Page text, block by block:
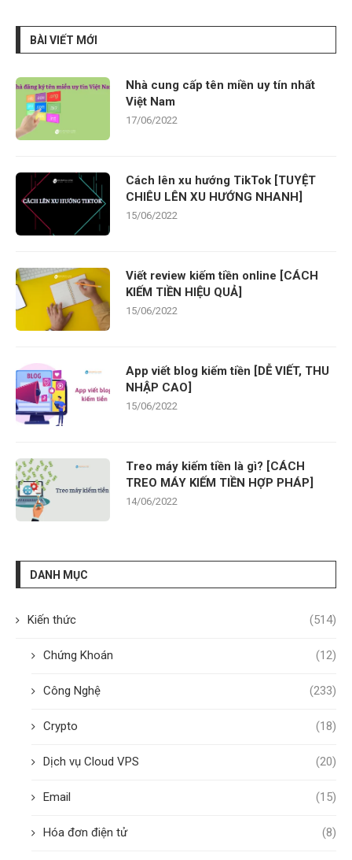
BÀI VIẾT MỚI
Nhà cung cấp tên miền uy tín nhất
Việt Nam
17/06/2022
Cách lên xu hướng TikTok [TUYỆT
CHIÊU LÊN XU HƯỚNG NHANH]
15/06/2022
Viết review kiếm tiền online [CÁCH
KIẾM TIỀN HIỆU QUẢ]
15/06/2022
App viết blog kiếm tiền [DỄ VIẾT, THU
NHẬP CAO]
15/06/2022
Treo máy kiếm tiền là gì? [CÁCH
TREO MÁY KIẾM TIỀN HỢP PHÁP]
14/06/2022
DANH MỤC
Kiến thức (514)
Chứng Khoán (12)
Công Nghệ (233)
Crypto (18)
Dịch vụ Cloud VPS (20)
Email (15)
Hóa đơn điện tử (8)